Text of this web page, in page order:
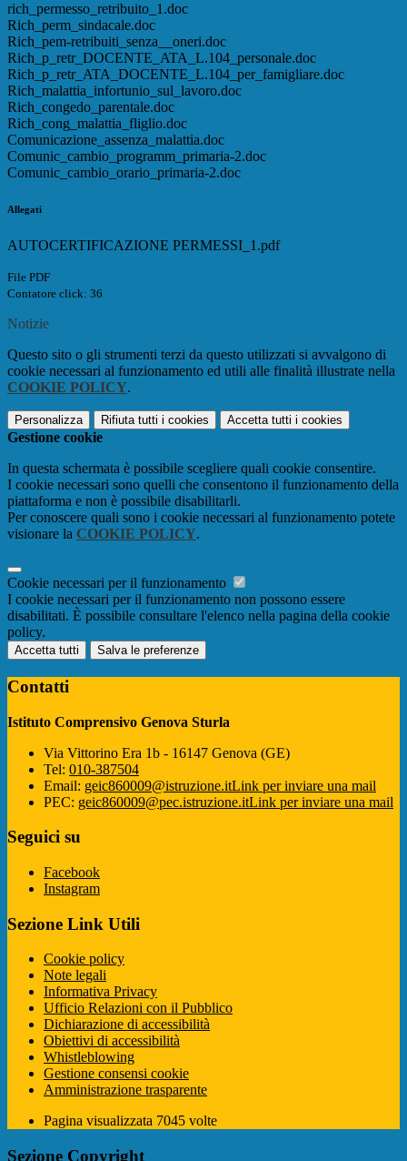
rich_permesso_retribuito_1.doc
Rich_perm_sindacale.doc
Rich_pem-retribuiti_senza__oneri.doc
Rich_p_retr_DOCENTE_ATA_L.104_personale.doc
Rich_p_retr_ATA_DOCENTE_L.104_per_famigliare.doc
Rich_malattia_infortunio_sul_lavoro.doc
Rich_congedo_parentale.doc
Rich_cong_malattia_fliglio.doc
Comunicazione_assenza_malattia.doc
Comunic_cambio_programm_primaria-2.doc
Comunic_cambio_orario_primaria-2.doc
Allegati
AUTOCERTIFICAZIONE PERMESSI_1.pdf
File PDF
Contatore click: 36
Notizie
Questo sito o gli strumenti terzi da questo utilizzati si avvalgono di
cookie necessari al funzionamento ed utili alle finalità illustrate nella
COOKIE POLICY.
Personalizza Rifiuta tutti i cookies Accetta tutti i cookies
Gestione cookie
In questa schermata è possibile scegliere quali cookie consentire.
I cookie necessari sono quelli che consentono il funzionamento della
piattaforma e non è possibile disabilitarli.
Per conoscere quali sono i cookie necessari al funzionamento potete
visionare la COOKIE POLICY.
Cookie necessari per il funzionamento
I cookie necessari per il funzionamento non possono essere
disabilitati. È possibile consultare l'elenco nella pagina della cookie
policy.
Accetta tutti Salva le preferenze
Contatti
Istituto Comprensivo Genova Sturla
Via Vittorino Era 1b - 16147 Genova (GE)
Tel: 010-387504
Email: geic860009@istruzione.itLink per inviare una mail
PEC: geic860009@pec.istruzione.itLink per inviare una mail
Seguici su
Facebook
Instagram
Sezione Link Utili
Cookie policy
Note legali
Informativa Privacy
Ufficio Relazioni con il Pubblico
Dichiarazione di accessibilità
Obiettivi di accessibilità
Whistleblowing
Gestione consensi cookie
Amministrazione trasparente
Pagina visualizzata 7045 volte
Sezione Copyright